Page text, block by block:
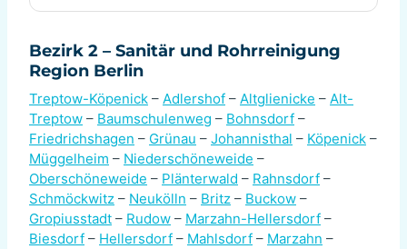
Bezirk 2 – Sanitär und Rohrreinigung
Region Berlin
Treptow-Köpenick – Adlershof – Altglienicke – Alt-
Treptow – Baumschulenweg – Bohnsdorf –
Friedrichshagen – Grünau – Johannisthal – Köpenick –
Müggelheim – Niederschöneweide –
Oberschöneweide – Plänterwald – Rahnsdorf –
Schmöckwitz – Neukölln – Britz – Buckow –
Gropiusstadt – Rudow – Marzahn-Hellersdorf –
Biesdorf – Hellersdorf – Mahlsdorf – Marzahn –